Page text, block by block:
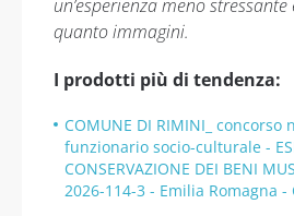
un’esperienza meno
quanto immagini.
I prodotti più di tendenza:
COMUNE DI RIMINI_ concorso
funzionario socio-culturale -
CONSERVAZIONE DEI BENI
2026-114-3 - Emilia Romagna